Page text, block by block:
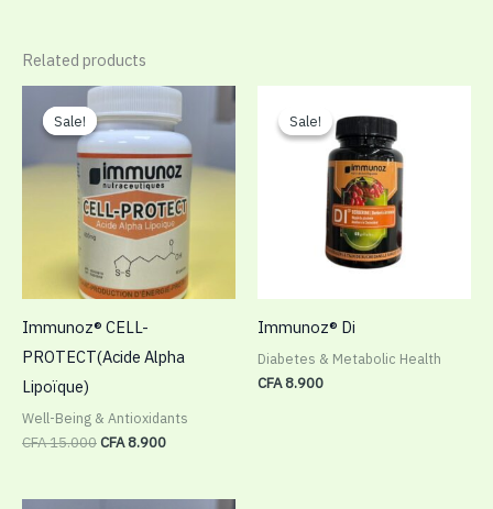
Related products
Sale!
Sale!
Immunoz® CELL-
PROTECT(Acide Alpha
Lipoïque)
Well-Being & Antioxidants
CFA15.000
Original
price
was:
CFA 15.000.
CFA8.900
Current
price
is:
CFA 8.900.
Sale!
Sale!
Immunoz® Di
Diabetes & Metabolic Health
CFA8.900